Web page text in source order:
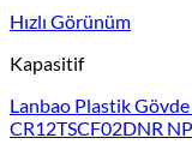
Hızlı Görünüm
Kapasitif
Lanbao Plastik
CR12TSCF02DNR